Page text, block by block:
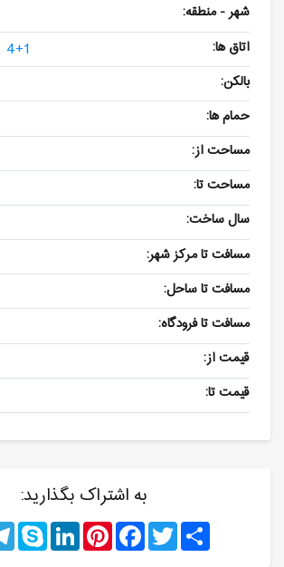
شهر - منطقه:
اتاق ها: 4+1
بالکن:
حمام ها:
مساحت از:
مساحت تا:
سال ساخت:
مسافت تا مرکز شهر:
مسافت تا ساحل:
مسافت تا فرودگاه:
قیمت از:
قیمت تا:
به اشتراک بگذارید:
Share
Twitter
Facebook
Pinterest
LinkedIn
Skype